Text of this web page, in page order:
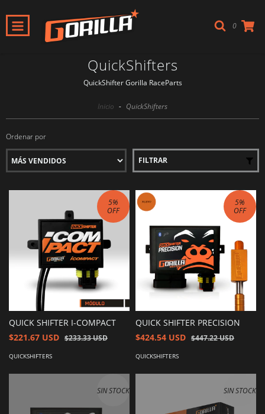
0
QuickShifters
QuickShifter Gorilla RaceParts
Inicio - QuickShifters
Ordenar por
FILTRAR
5%
OFF
QUICK SHIFTER I-COMPACT
$221.67 USD $233.33 USD
QUICKSHIFTERS
5%
OFF
QUICK SHIFTER PRECISION
$424.54 USD $447.22 USD
QUICKSHIFTERS
SIN STOCK SIN STOCK